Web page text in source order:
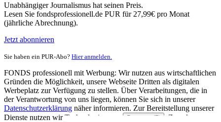
Unabhängiger Journalismus hat seinen Preis.
Lesen Sie fondsprofessionell.de PUR für 27,99€ pro Monat
(jährliche Abrechnung).
Jetzt abonnieren
Sie haben ein PUR-Abo? Hier anmelden.
FONDS professionell mit Werbung: Wir nutzen aus wirtschaftlichen
Gründen die Möglichkeit, unsere Webseite Dritten als digitalen
Werbeplatz zur Verfügung zu stellen. Über Verarbeitungen, die in
der Verantwortung von uns liegen, können Sie sich in unserer
Datenschutzerklärung näher informieren. Zur Bereitstellung unserer
Dienste nutzen wir Technologien von
Partnern (5)
. Zwecke: